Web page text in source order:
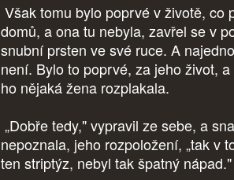
Však tomu bylo poprvé v životě, co
domů, a ona tu nebyla, zavřel se v
snubní prsten ve své ruce. A
není. Bylo to poprvé, za jeho život,
ho nějaká žena rozplakala.
„Dobře tedy," vypravil ze sebe, a
nepoznala, jeho rozpoložení, „tak v
ten striptýz, nebyl tak špatný nápad."